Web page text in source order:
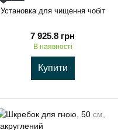
Установка для чищення чобіт
7 925.8 грн
В наявності
Купити